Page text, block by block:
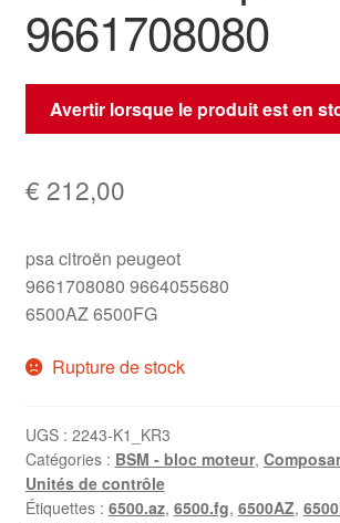
9661708080
Avertir lorsque le produit est en
€ 212,00
psa citroën peugeot
9661708080 9664055680
6500AZ 6500FG
Rupture de stock
UGS : 2243-K1_KR3
Catégories : BSM - bloc moteur,
Unités de contrôle
Étiquettes : 6500.az, 6500.fg, 6500AZ,